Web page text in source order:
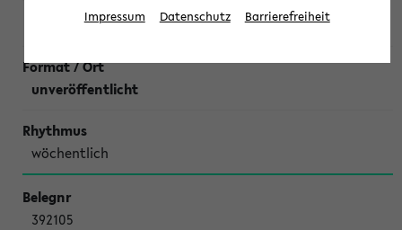
Übungen zu Elementare Geometrie Di10
unveröffentlicht
wöchentlich
392105
Impressum Datenschutz Barrierefreiheit